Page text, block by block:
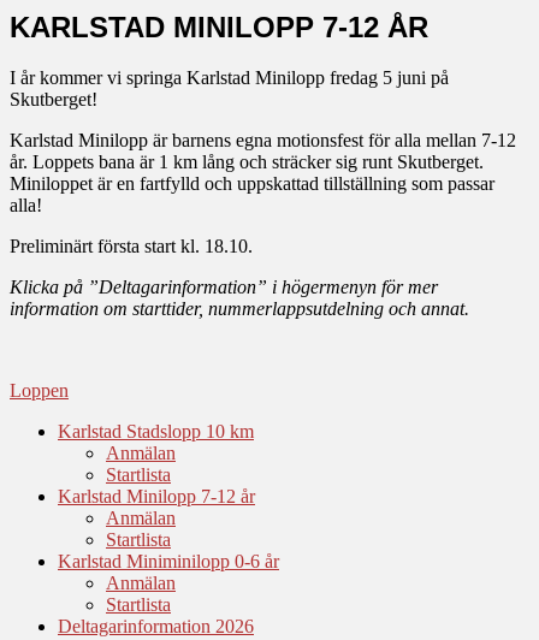
KARLSTAD MINILOPP 7-12 ÅR
I år kommer vi springa Karlstad Minilopp fredag 5 juni på
Skutberget!
Karlstad Minilopp är barnens egna motionsfest för alla mellan 7-12
år. Loppets bana är 1 km lång och sträcker sig runt Skutberget.
Miniloppet är en fartfylld och uppskattad tillställning som passar
alla!
Preliminärt första start kl. 18.10.
Klicka på ”Deltagarinformation” i högermenyn för mer
information om starttider, nummerlappsutdelning och annat.
Loppen
Karlstad Stadslopp 10 km
Anmälan
Startlista
Karlstad Minilopp 7-12 år
Anmälan
Startlista
Karlstad Miniminilopp 0-6 år
Anmälan
Startlista
Deltagarinformation 2026